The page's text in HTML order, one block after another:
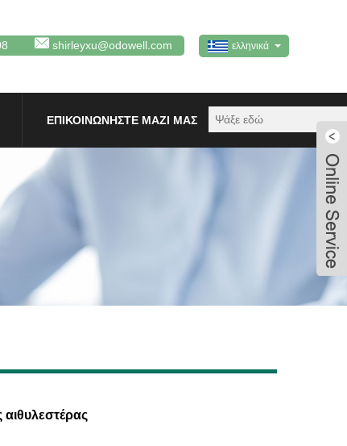
ελληνικά
shirleyxu@odowell.com
ΕΠΙΚΟΙΝΩΝΉΣΤΕ ΜΑΖΊ ΜΑΣ
αιθυλεστέρας